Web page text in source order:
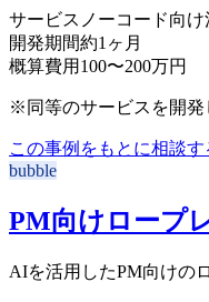
サービス ノーコード向
開発期間約1ヶ月
概算費用 100〜200万円
※同等のサービスを開発
この事例をもとに相談す
bubble
PM向けロープ
AIを活用したPM向けの